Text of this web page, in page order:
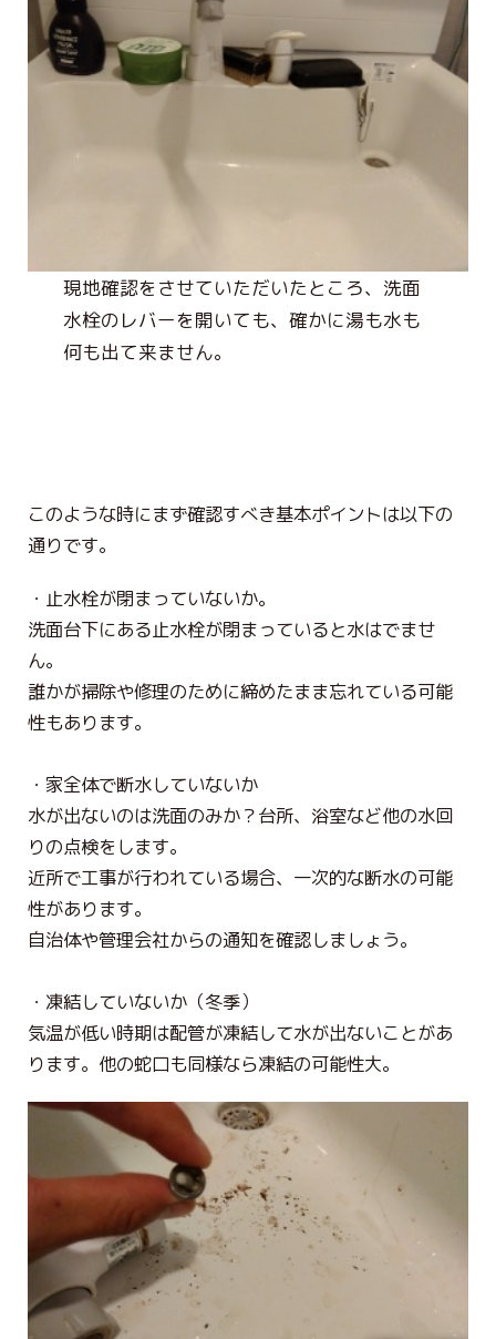
お客様の声
簡単見積り
お問合わせ
現地確認をさせていただいたところ、洗面
水栓のレバーを開いても、確かに湯も水も
何も出て来ません。
このような時にまず確認すべき基本ポイントは以下の
通りです。
・止水栓が閉まっていないか。
洗面台下にある止水栓が閉まっていると水はでませ
ん。
誰かが掃除や修理のために締めたまま忘れている可能
性もあります。
・家全体で断水していないか
水が出ないのは洗面のみか？台所、浴室など他の水回
りの点検をします。
近所で工事が行われている場合、一次的な断水の可能
性があります。
自治体や管理会社からの通知を確認しましょう。
・凍結していないか（冬季）
気温が低い時期は配管が凍結して水が出ないことがあ
ります。他の蛇口も同様なら凍結の可能性大。